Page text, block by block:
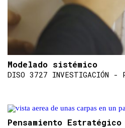
Modelado sistémico
DISO 3727 INVESTIGACIÓN -
Pensamiento